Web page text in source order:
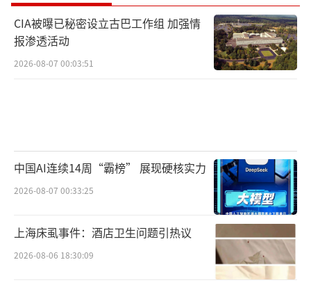
CIA被曝已秘密设立古巴工作组 加强情
报渗透活动
2026-08-07 00:03:51
中国AI连续14周“霸榜” 展现硬核实力
2026-08-07 00:33:25
上海床虱事件：酒店卫生问题引热议
2026-08-06 18:30:09